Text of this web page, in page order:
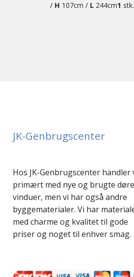
/ H 107cm / L 244cm1
JK-Genbrugscenter
Hos JK-Genbrugscenter handler
primært med nye og brugte
vinduer, men vi har også andre
byggematerialer. Vi har
med charme og kvalitet til gode
priser og noget til enhver smag.